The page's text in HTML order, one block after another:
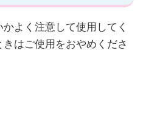
よく注意して使用してく
はご使用をおやめくださ